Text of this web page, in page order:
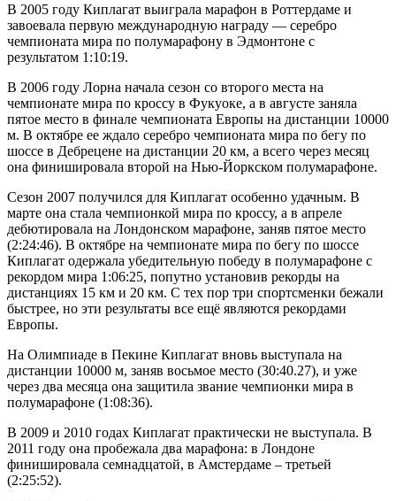
В 2005 году Киплагат выиграла марафон в Роттердаме и
завоевала первую международную награду — серебро
чемпионата мира по полумарафону в Эдмонтоне с
результатом 1:10:19.
В 2006 году Лорна начала сезон со второго места на
чемпионате мира по кроссу в Фукуоке, а в августе заняла
пятое место в финале чемпионата Европы на дистанции 10000
м. В октябре ее ждало серебро чемпионата мира по бегу по
шоссе в Дебрецене на дистанции 20 км, а всего через месяц
она финишировала второй на Нью-Йоркском полумарафоне.
Сезон 2007 получился для Киплагат особенно удачным. В
марте она стала чемпионкой мира по кроссу, а в апреле
дебютировала на Лондонском марафоне, заняв пятое место
(2:24:46). В октябре на чемпионате мира по бегу по шоссе
Киплагат одержала убедительную победу в полумарафоне с
рекордом мира 1:06:25, попутно установив рекорды на
дистанциях 15 км и 20 км. С тех пор три спортсменки бежали
быстрее, но эти результаты все ещё являются рекордами
Европы.
На Олимпиаде в Пекине Киплагат вновь выступала на
дистанции 10000 м, заняв восьмое место (30:40.27), и уже
через два месяца она защитила звание чемпионки мира в
полумарафоне (1:08:36).
В 2009 и 2010 годах Киплагат практически не выступала. В
2011 году она пробежала два марафона: в Лондоне
финишировала семнадцатой, в Амстердаме – третьей
(2:25:52).